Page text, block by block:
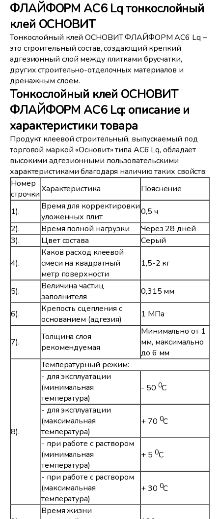
ФЛАЙФОРМ AC6 Lq тонкослойный
клей ОСНОВИТ
Тонкослойный клей ОСНОВИТ ФЛАЙФОРМ AC6 Lq –
это строительный состав, создающий крепкий
адгезионный слой между плитками брусчатки,
других строительно-отделочных материалов и
дренажным слоем.
Тонкослойный клей ОСНОВИТ
ФЛАЙФОРМ AC6 Lq: описание и
характеристики товара
Продукт клеевой строительный, выпускаемый под
торговой маркой «Основит» типа AC6 Lq, обладает
высокими адгезионными пользовательскими
характеристиками благодаря наличию таких свойств:
Номер
строчкиХарактеристика Пояснение
1).
Время для корректировки
уложенных плит
0,5 ч
2).
Время полной нагрузки
Через 28 дней
3).
Цвет состава Серый
4).
Каков расход клеевой
смеси на квадратный
метр поверхности
1,5-2 кг
5).
Величина частиц
заполнителя
0,315 мм
6).
Крепость сцепления с
основанием (адгезия)
1 МПа
7).
Толщина слоя
рекомендуемая
Минимально от 1
мм, максимально
до 6 мм
8).
Температурный режим:
- для эксплуатации
(минимальная
температура)
- 50 0С
- для эксплуатации
(максимальная
температура)
+ 70 0С
- при работе с раствором
(минимальная
температура)
+ 5 0С
- при работе с раствором
(максимальная
температура)
+ 30 0С
Время жизни